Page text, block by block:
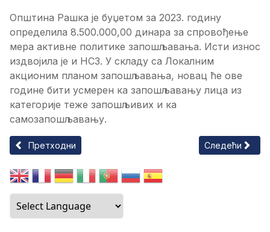
Општина Рашка је буџетом за 2023. годину
определила 8.500.000,00 динара за спровођење
мера активне политике запошљавања. Исти износ
издвојила је и НСЗ. У складу са Локалним
акционим планом запошљавања, новац ће ове
године бити усмерен ка запошљавању лица из
категорије теже запошљивих и ка
самозапошљавању.
Претходни чланак: О Д Л У К А О УСВАЈАЊУ ПЛАНА
Претходни Следећи
Следећи